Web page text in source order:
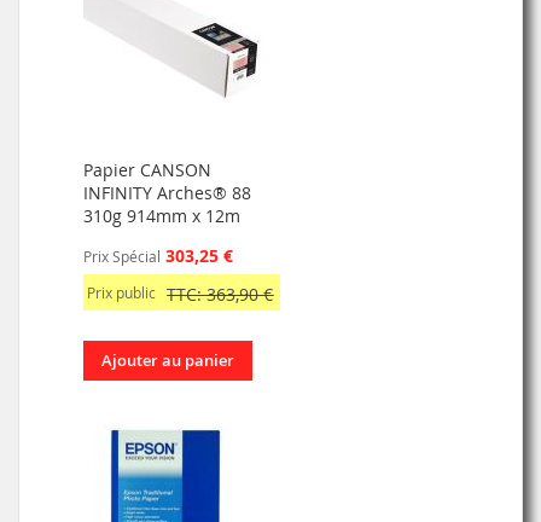
Papier CANSON
INFINITY Arches® 88
310g 914mm x 12m
Prix Spécial 303,25 €
Prix public TTC: 363,90 €
Ajouter au panier